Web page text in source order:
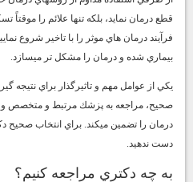
قطع درمان نمايد، بلكه تنها علائم را
فرآيند درمان هاي موثر را با تاخير شروع
بيماري شده و درمان را مشكل تر ميسازد.
يكي از عوامل مهم و تاثيرگذار براي نتيجه
صحيح، مراجعه به پزشك مرتبط و متخصص
درمان را تضمين ميكند. براي انتخاب صحيح
دست ندهيد.
به چه دكتري مراجعه كنيم؟